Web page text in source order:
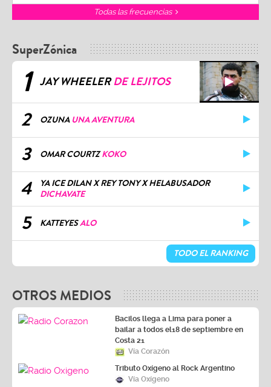
Todas las frecuencias
SuperZónica
1 JAY WHEELERDE LEJITOS
2 OZUNA UNA AVENTURA
3 OMAR COURTZKOKO
4
YA ICE DILAN X REY TONY X HELABUSADOR
DICHAVATE
5 KATTEYESALO
TODO EL RANKING
OTROS MEDIOS
Bacilos llega a Lima para poner a
bailar a todos el18 de septiembre en
Costa 21
Vía Corazón
Tributo Oxígeno al Rock Argentino
Vía Oxígeno